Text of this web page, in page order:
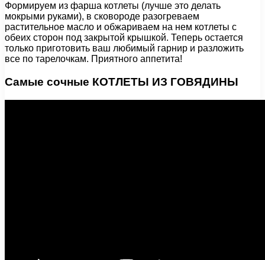
Формируем из фарша котлеты (лучше это делать
мокрыми руками), в сковороде разогреваем
растительное масло и обжариваем на нем котлеты с
обеих сторон под закрытой крышкой. Теперь остается
только приготовить ваш любимый гарнир и разложить
все по тарелочкам. Приятного аппетита!
Самые сочные КОТЛЕТЫ ИЗ ГОВЯДИНЫ